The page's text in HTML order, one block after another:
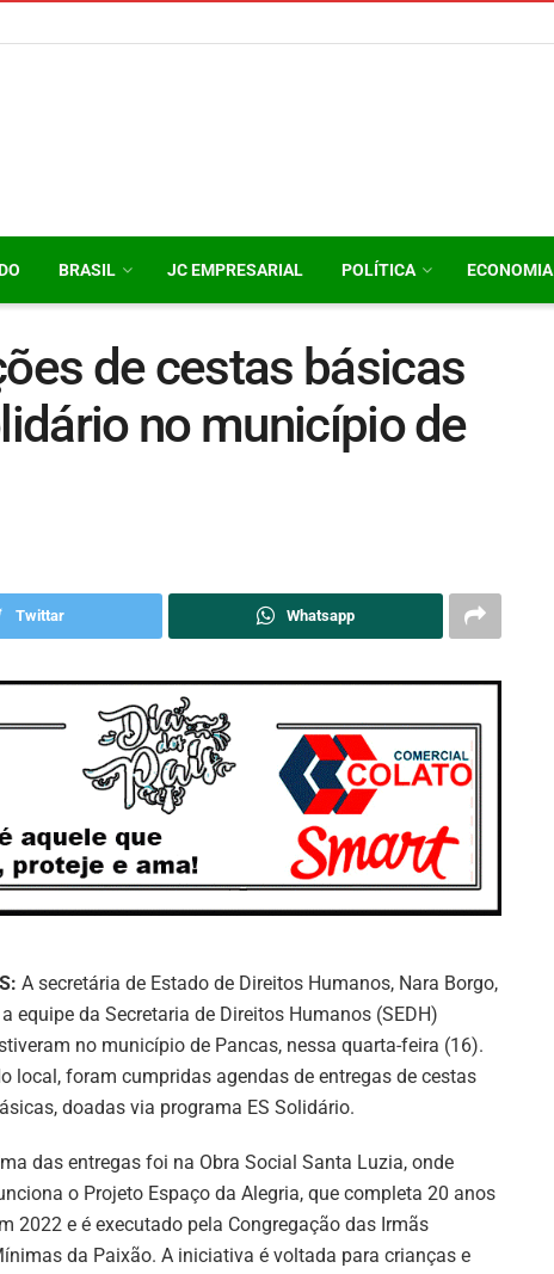
BRASIL JC EMPRESARIAL POLÍTICA ECONOMIA
de cestas básicas
no município de
Twittar Whatsapp
A secretária de Estado de Direitos Humanos, Nara Borgo,
equipe da Secretaria de Direitos Humanos (SEDH)
no município de Pancas, nessa quarta-feira (16).
local, foram cumpridas agendas de entregas de cestas
doadas via programa ES Solidário.
das entregas foi na Obra Social Santa Luzia, onde
o Projeto Espaço da Alegria, que completa 20 anos
2022 e é executado pela Congregação das Irmãs
da Paixão. A iniciativa é voltada para crianças e